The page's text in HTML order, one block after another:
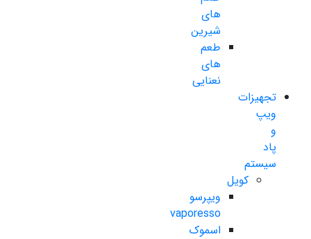
های
شیرین
طعم
های
نعنایی
تجهیزات
ویپ
و
پاد
سیستم
کویل
ویپرسو
vaporesso
اسموک